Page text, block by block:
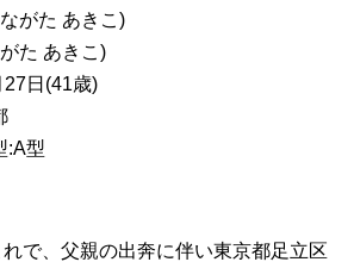
がた あきこ)
た あきこ)
日(41歳)
:A型
で、父親の出奔に伴い東京都足立区